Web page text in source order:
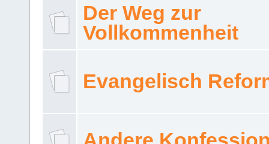
Der Weg zur
Vollkommenheit
Evangelisch